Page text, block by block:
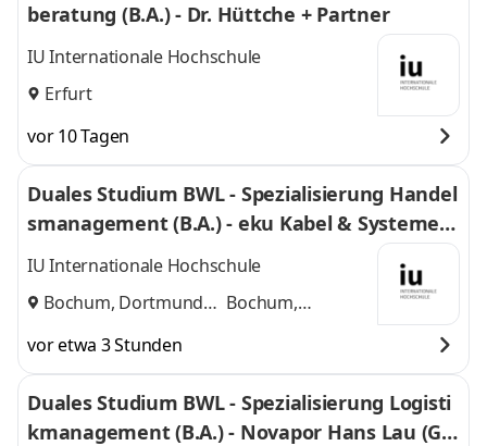
beratung (B.A.) - Dr. Hüttche + Partner
IU Internationale Hochschule
Erfurt
vor 10 Tagen
Duales Studium BWL - Spezialisierung Handel
smanagement (B.A.) - eku Kabel & Systeme G
mbH & Co. KG
IU Internationale Hochschule
Bochum, Dortmund
Bochum,
vor etwa 3 Stunden
Duales Studium BWL - Spezialisierung Logisti
kmanagement (B.A.) - Novapor Hans Lau (G